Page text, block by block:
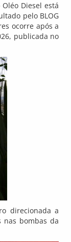
Diesel está
pelo BLOG
ocorre após a
publicada no
direcionada a
nas bombas da